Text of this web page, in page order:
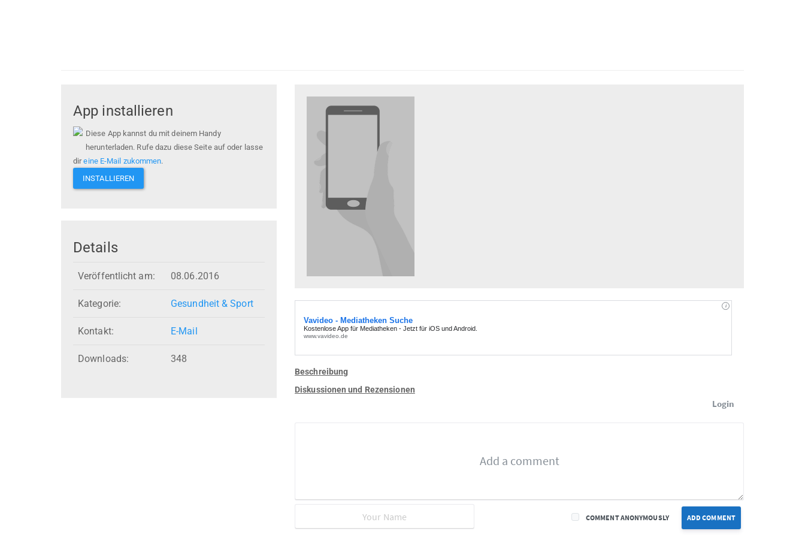
App installieren
Diese App kannst du mit deinem Handy
herunterladen. Rufe dazu diese Seite auf oder lasse
direine E-Mail zukommen.
INSTALLIEREN
Details
Veröffentlicht am: 08.06.2016
Kategorie: Gesundheit & Sport
Kontakt: E-Mail
Downloads: 348
Beschreibung
Diskussionen und Rezensionen
Login
ADD COMMENT
COMMENT ANONYMOUSLY